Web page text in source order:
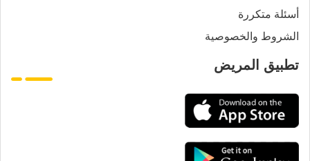
أسئلة متكررة
الشروط والخصوصية
تطبيق المريض